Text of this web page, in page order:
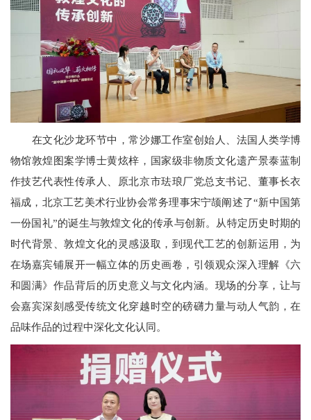
在文化沙龙环节中，常沙娜工作室创始人、法国人类学博
物馆敦煌图案学博士黄炫梓，国家级非物质文化遗产景泰蓝制
作技艺代表性传承人、原北京市珐琅厂党总支书记、董事长衣
福成，北京工艺美术行业协会常务理事宋宁颉阐述了“新中国第
一份国礼”的诞生与敦煌文化的传承与创新。从特定历史时期的
时代背景、敦煌文化的灵感汲取，到现代工艺的创新运用，为
在场嘉宾铺展开一幅立体的历史画卷，引领观众深入理解《六
和圆满》作品背后的历史意义与文化内涵。现场的分享，让与
会嘉宾深刻感受传统文化穿越时空的磅礴力量与动人气韵，在
品味作品的过程中深化文化认同。